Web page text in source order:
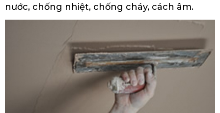
nước, chống nhiệt, chống cháy, cách âm.